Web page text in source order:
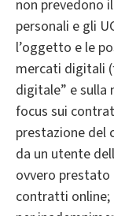
non prevedono
personali e gli
l’oggetto e le
mercati digitali
digitale” e sulla
focus sui
prestazione del
da un utente
ovvero
contratti